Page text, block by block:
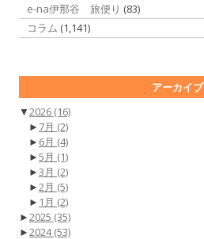
e-na伊那谷 旅便り (83)
コラム (1,141)
アーカイブ
▼2026 (16)
► 7月 (2)
► 6月 (4)
►5月 (1)
►3月 (2)
►2月 (5)
► 1月 (2)
►2025 (35)
►2024(53)